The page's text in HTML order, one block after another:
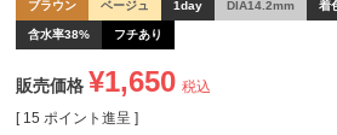
ブラウン ベージュ 1day DIA14.2mm 着
含水率38% フチあり
販売価格 ¥1,650 税込
[ 15 ポイント進呈 ]